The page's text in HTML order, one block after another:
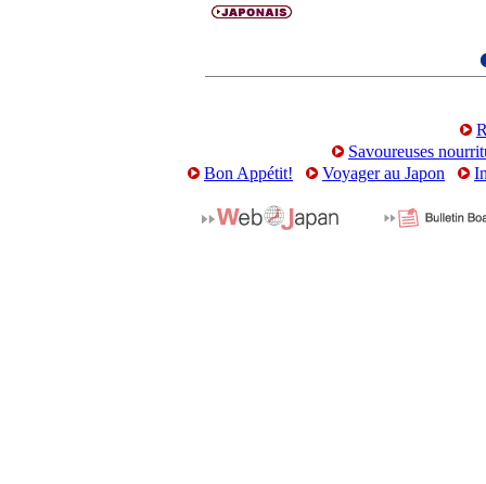
Savoureuses
Bon Appétit!
Voyager au Japon